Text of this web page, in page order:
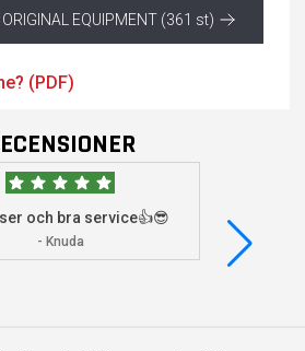
EQUIPMENT (361 st)
(PDF)
och bra service👍😎
- Knuda